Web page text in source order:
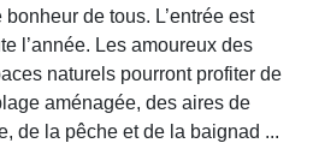
de tous. L’entrée est
l’année. Les amoureux des
naturels pourront profiter de
aménagée, des aires de
de la pêche et de la baignad ...